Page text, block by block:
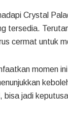
Crystal
tersedia.
cermat untuk
momen
bisa jadi